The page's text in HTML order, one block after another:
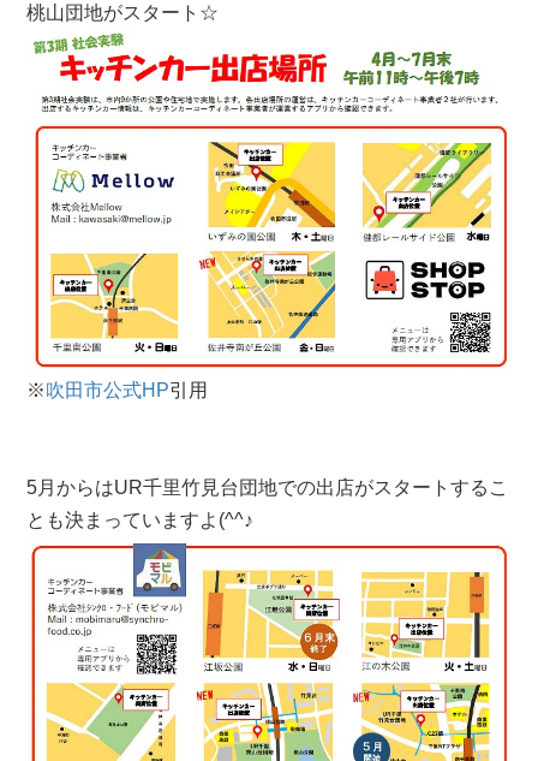
桃山団地がスタート☆
※吹田市公式HP引用
5月からはUR千里竹見台団地での出店がスタートするこ
とも決まっていますよ(^^♪